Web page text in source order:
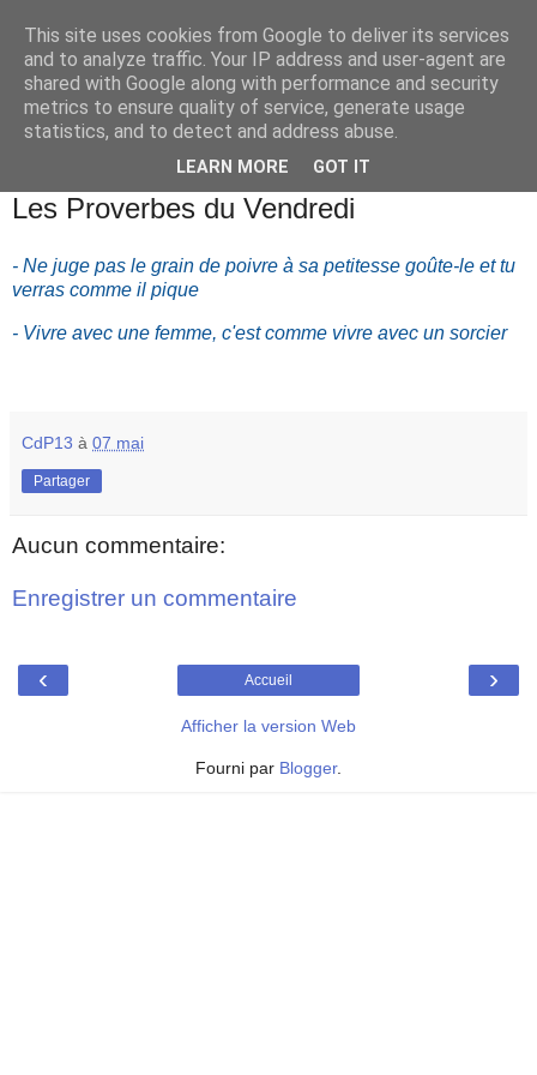
Les Proverbes du Vendredi
- Ne juge pas le grain de poivre à sa petitesse goûte-le et tu
verras comme il pique
- Vivre avec une femme, c'est comme vivre avec un sorcier
CdP13 à 07 mai
Partager
Aucun commentaire:
Enregistrer un commentaire
‹ ›
Accueil
Afficher la version Web
Fourni par Blogger.
This site uses cookies from Google to deliver its services
and to analyze traffic. Your IP address and user-agent are
shared with Google along with performance and security
metrics to ensure quality of service, generate usage
statistics, and to detect and address abuse.
LEARN MORE GOT IT